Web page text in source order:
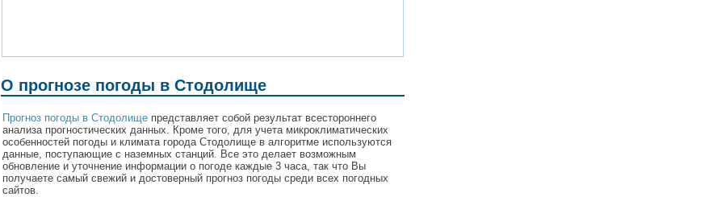
О прогнозе погоды в Стодолище
Прогноз погоды в Стодолище представляет собой результат всестороннего
анализа прогностических данных. Кроме того, для учета микроклиматических
особенностей погоды и климата города Стодолище в алгоритме используются
данные, поступающие с наземных станций. Все это делает возможным
обновление и уточнение информации о погоде каждые 3 часа, так что Вы
получаете самый свежий и достоверный прогноз погоды среди всех погодных
сайтов.